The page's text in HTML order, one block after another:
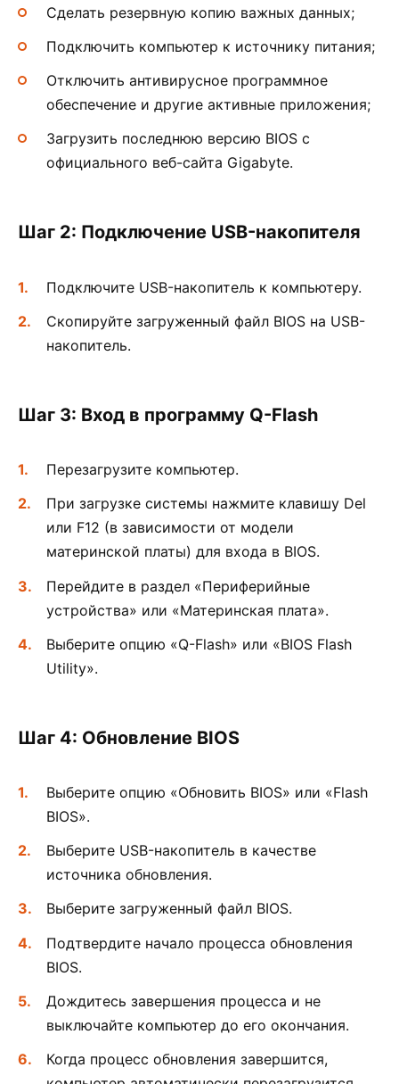
Сделать резервную копию важных данных;
Подключить компьютер к источнику питания;
Отключить антивирусное программное
обеспечение и другие активные приложения;
Загрузить последнюю версию BIOS с
официального веб-сайта Gigabyte.
Шаг 2: Подключение USB-накопителя
Подключите USB-накопитель к компьютеру.
Скопируйте загруженный файл BIOS на USB-
накопитель.
Шаг 3: Вход в программу Q-Flash
Перезагрузите компьютер.
При загрузке системы нажмите клавишу Del
или F12 (в зависимости от модели
материнской платы) для входа в BIOS.
Перейдите в раздел «Периферийные
устройства» или «Материнская плата».
Выберите опцию «Q-Flash» или «BIOS Flash
Utility».
Шаг 4: Обновление BIOS
Выберите опцию «Обновить BIOS» или «Flash
BIOS».
Выберите USB-накопитель в качестве
источника обновления.
Выберите загруженный файл BIOS.
Подтвердите начало процесса обновления
BIOS.
Дождитесь завершения процесса и не
выключайте компьютер до его окончания.
Когда процесс обновления завершится,